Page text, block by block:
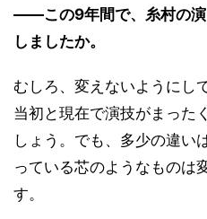
――この9年間で、糸村の演
しましたか。
むしろ、変えないようにし
当初と現在で演技がまった
しょう。でも、多少の違い
っている芯のようなものは
す。